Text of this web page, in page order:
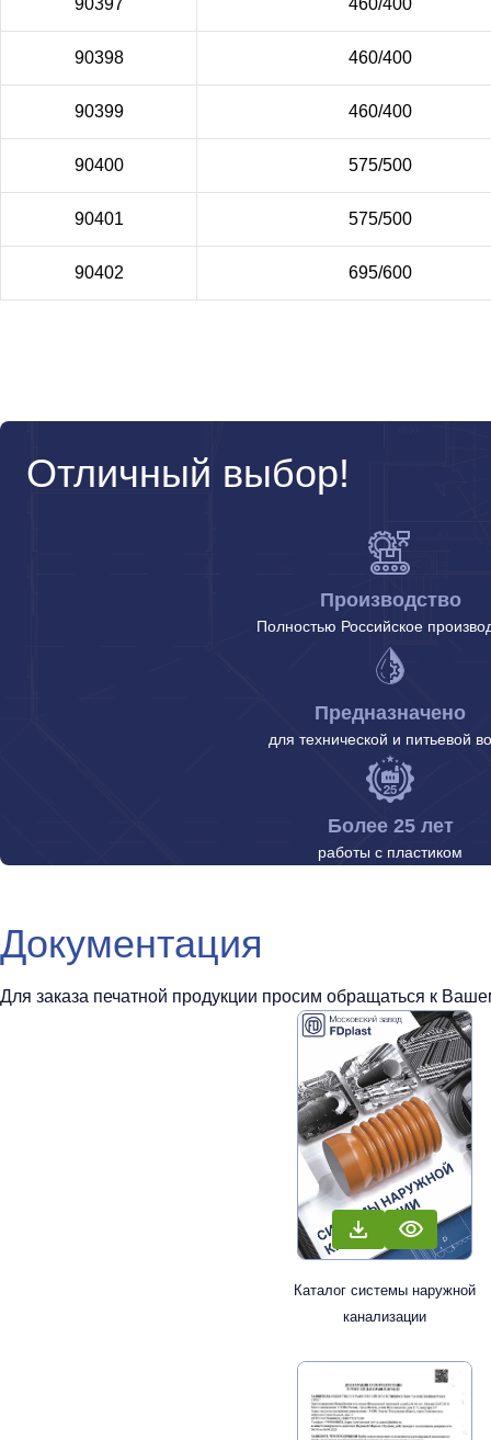
90397 460/400
90398 460/400
90399 460/400
90400 575/500
90401 575/500
90402 695/600
Отличный выбор!
Производство
Полностью Российское
Предназначено
для технической и питьевой
Более 25 лет
работы с пластиком
Документация
Для заказа печатной продукции просим обращаться к
Каталог системы наружной
канализации